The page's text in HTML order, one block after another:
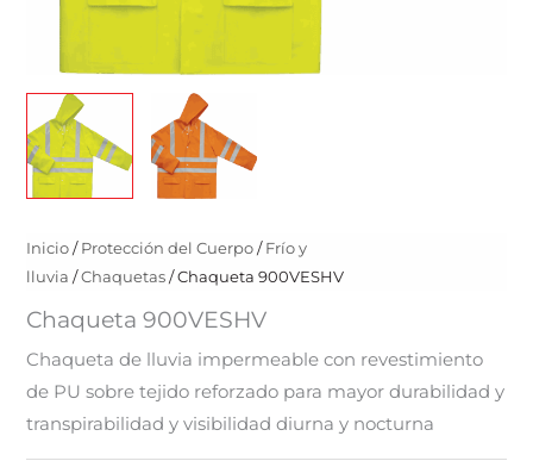
Inicio/Protección del Cuerpo/Frío y
lluvia /Chaquetas/ Chaqueta 900VESHV
Chaqueta 900VESHV
Chaqueta de lluvia impermeable con revestimiento
de PU sobre tejido reforzado para mayor durabilidad y
transpirabilidad y visibilidad diurna y nocturna